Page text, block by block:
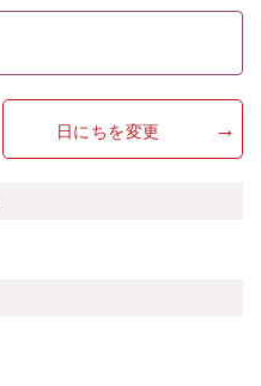
日にちを変更